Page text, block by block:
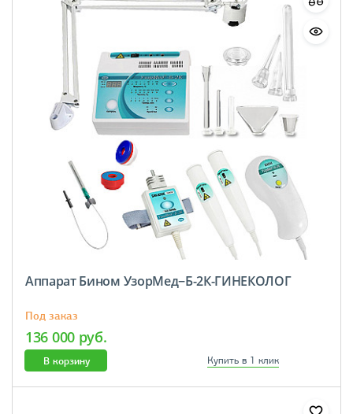
Аппарат Бином УзорМед−Б-2К-ГИНЕКОЛОГ
Под заказ
136 000 руб.
В корзину Купить в 1 клик